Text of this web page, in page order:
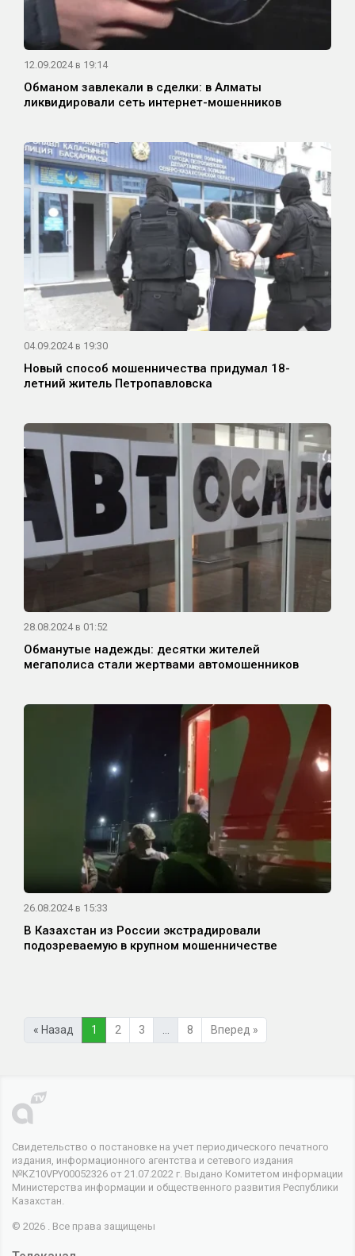
12.09.2024 в 19:14
Обманом завлекали в сделки: в Алматы
ликвидировали сеть интернет-мошенников
04.09.2024 в 19:30
Новый способ мошенничества придумал 18-
летний житель Петропавловска
28.08.2024 в 01:52
Обманутые надежды: десятки жителей
мегаполиса стали жертвами автомошенников
26.08.2024 в 15:33
В Казахстан из России экстрадировали
подозреваемую в крупном мошенничестве
« Назад 1 2 3 8 Вперед »
Свидетельство о постановке на учет периодического печатного
издания, информационного агентства и сетевого издания
№KZ10VPY00052326 от 21.07.2022 г. Выдано Комитетом информации
Министерства информации и общественного развития Республики
Казахстан.
© 2026 . Все права защищены